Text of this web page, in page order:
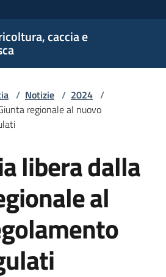
caccia e
/ Notizie / 2024 /
regionale al nuovo
libera dalla
al